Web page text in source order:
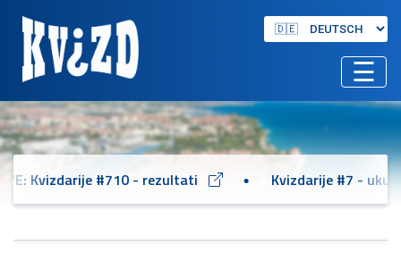
☰
Kvizdarije #710 - rezultati Kvizdarije #7 -